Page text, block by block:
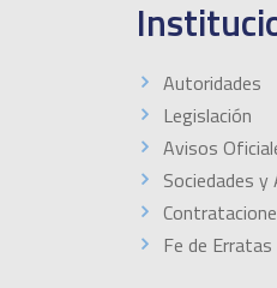
Autoridades
Legislación
Avisos
Sociedades y
Fe de Erratas